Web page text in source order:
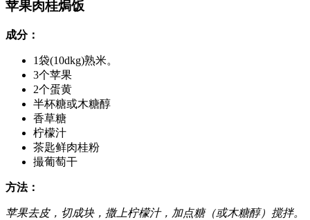
苹果肉桂焗饭
成分：
1袋(10dkg)熟米。
3个苹果
2个蛋黄
半杯糖或木糖醇
香草糖
柠檬汁
茶匙鲜肉桂粉
撮葡萄干
方法：
苹果去皮，切成块，撒上柠檬汁，加点糖（或木糖醇）搅拌。